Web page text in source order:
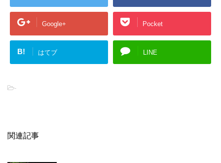
Google+ Pocket
B! はてブ LINE
-
関連記事